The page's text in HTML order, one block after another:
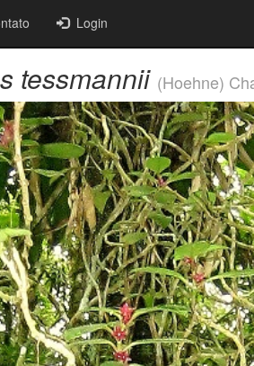
Login
tessmannii (Hoehne)